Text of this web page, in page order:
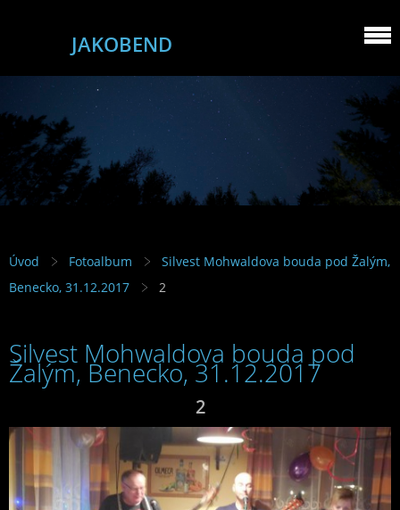
JAKOBEND
Úvod Fotoalbum
Silvest Mohwaldova bouda pod Žalým,
Benecko, 31.12.2017
2
Silvest Mohwaldova bouda pod
Žalým, Benecko, 31.12.2017
2